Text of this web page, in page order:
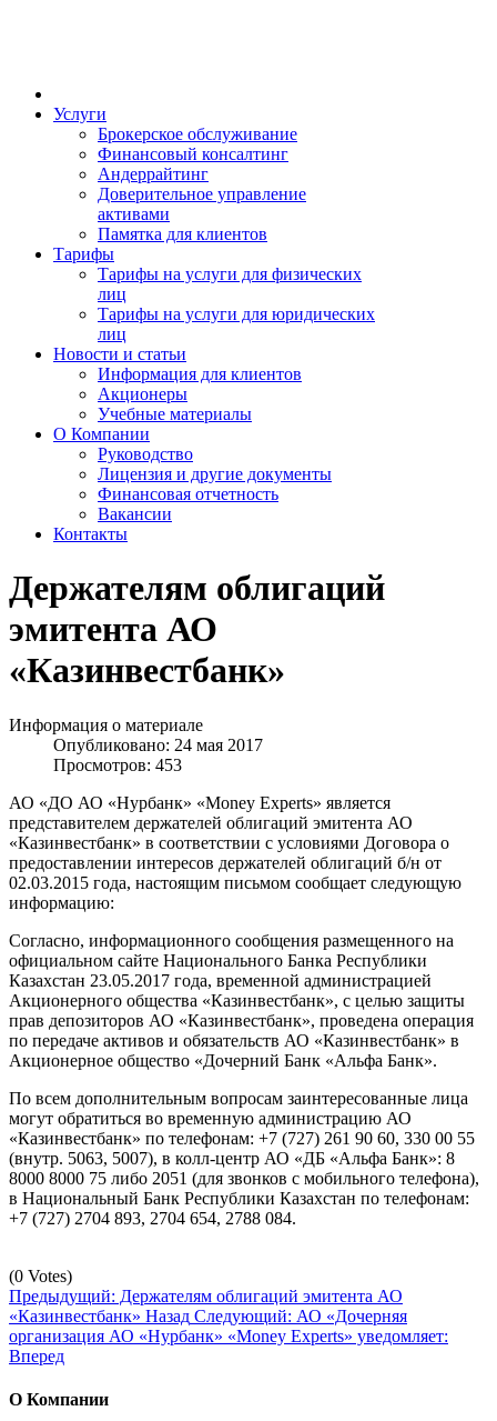
Услуги
Брокерское обслуживание
Финансовый консалтинг
Андеррайтинг
Доверительное управление
активами
Памятка для клиентов
Тарифы
Тарифы на услуги для физических
лиц
Тарифы на услуги для юридических
лиц
Новости и статьи
Информация для клиентов
Акционеры
Учебные материалы
О Компании
Руководство
Лицензия и другие документы
Финансовая отчетность
Вакансии
Контакты
Держателям облигаций
эмитента АО
«Казинвестбанк»
Информация о материале
Опубликовано: 24 мая 2017
Просмотров: 453
АО «ДО АО «Нурбанк» «Money Experts» является
представителем держателей облигаций эмитента АО
«Казинвестбанк» в соответствии с условиями Договора о
предоставлении интересов держателей облигаций б/н от
02.03.2015 года, настоящим письмом сообщает следующую
информацию:
Согласно, информационного сообщения размещенного на
официальном сайте Национального Банка Республики
Казахстан 23.05.2017 года, временной администрацией
Акционерного общества «Казинвестбанк», с целью защиты
прав депозиторов АО «Казинвестбанк», проведена операция
по передаче активов и обязательств АО «Казинвестбанк» в
Акционерное общество «Дочерний Банк «Альфа Банк».
По всем дополнительным вопросам заинтересованные лица
могут обратиться во временную администрацию АО
«Казинвестбанк» по телефонам: +7 (727) 261 90 60, 330 00 55
(внутр. 5063, 5007), в колл-центр АО «ДБ «Альфа Банк»: 8
8000 8000 75 либо 2051 (для звонков с мобильного телефона),
в Национальный Банк Республики Казахстан по телефонам:
+7 (727) 2704 893, 2704 654, 2788 084.
(0 Votes)
Предыдущий: Держателям облигаций эмитента АО
«Казинвестбанк» Назад Следующий: АО «Дочерняя
организация АО «Нурбанк» «Money Experts» уведомляет:
Вперед
О Компании